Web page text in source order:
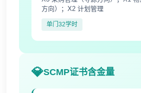
方向）；X2 计划管理
单门32学时
SCMP证书含金量